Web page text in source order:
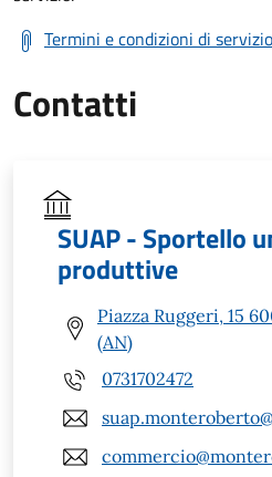
Termini e condizioni di servizio
Contatti
SUAP - Sportello
produttive
Piazza Ruggeri, 15
(AN)
0731702472